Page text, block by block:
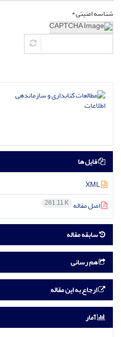
شناسه امنیتی *
فایل ها
اصل مقاله 261.11 K
سابقه مقاله
هم رسانی
ارجاع به این مقاله
آمار